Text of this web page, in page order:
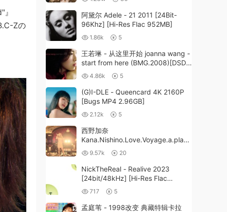
Zの
63.3G》
阿黛尔 Adele - 21 2011 [24Bit-
96Khz] [Hi-Res Flac 952MB]
1.86k 5
王若琳 - 从这里开始 joanna wang -
start from here (BMG.2008)[DSD
DSF 2.99GB]
4.86k 5
(G)I-DLE - Queencard 4K 2160P
[Bugs MP4 2.96GB]
2.12k 5
西野加奈
Kana.Nishino.Love.Voyage.a.place
.of.my.heart.2012《ISO 37.6G》
9.57k 20
NickTheReal - Realive 2023
[24bit/48kHz] [Hi-Res Flac
220MB]
717 5
孟庭苇 - 1998改变 典藏特辑卡拉